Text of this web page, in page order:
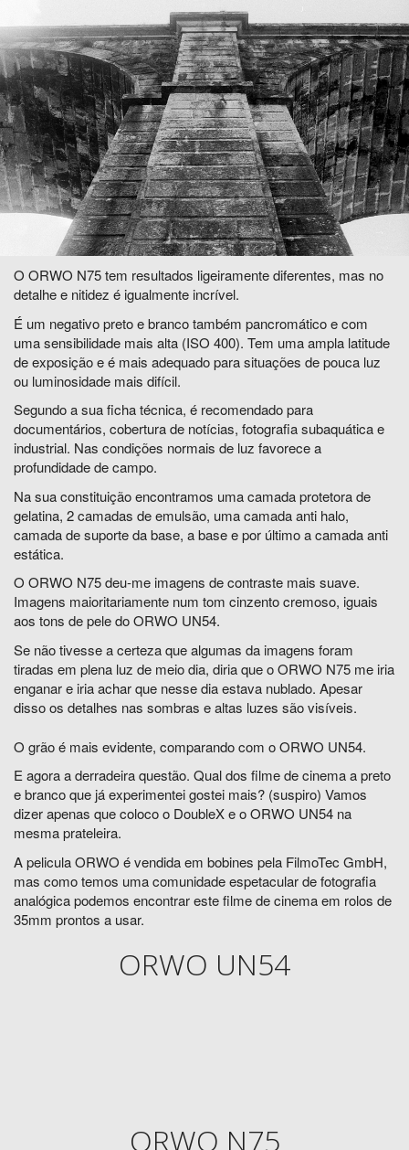
O ORWO N75 tem resultados ligeiramente diferentes, mas no
detalhe e nitidez é igualmente incrível.
É um negativo preto e branco também pancromático e com
uma sensibilidade mais alta (ISO 400). Tem uma ampla latitude
de exposição e é mais adequado para situações de pouca luz
ou luminosidade mais difícil.
Segundo a sua ficha técnica, é recomendado para
documentários, cobertura de notícias, fotografia subaquática e
industrial. Nas condições normais de luz favorece a
profundidade de campo.
Na sua constituição encontramos uma camada protetora de
gelatina, 2 camadas de emulsão, uma camada anti halo,
camada de suporte da base, a base e por último a camada anti
estática.
O ORWO N75 deu-me imagens de contraste mais suave.
Imagens maioritariamente num tom cinzento cremoso, iguais
aos tons de pele do ORWO UN54.
Se não tivesse a certeza que algumas da imagens foram
tiradas em plena luz de meio dia, diria que o ORWO N75 me iria
enganar e iria achar que nesse dia estava nublado. Apesar
disso os detalhes nas sombras e altas luzes são visíveis.
O grão é mais evidente, comparando com o ORWO UN54.
E agora a derradeira questão. Qual dos filme de cinema a preto
e branco que já experimentei gostei mais? (suspiro) Vamos
dizer apenas que coloco o DoubleX e o ORWO UN54 na
mesma prateleira.
A pelicula ORWO é vendida em bobines pela FilmoTec GmbH,
mas como temos uma comunidade espetacular de fotografia
analógica podemos encontrar este filme de cinema em rolos de
35mm prontos a usar.
ORWO UN54
ORWO N75